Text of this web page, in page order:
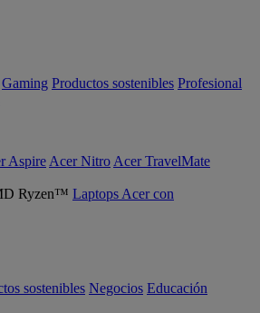
Gaming Productos sostenibles Profesional
Aspire Acer Nitro Acer TravelMate
Laptops Acer con
sostenibles Negocios Educación